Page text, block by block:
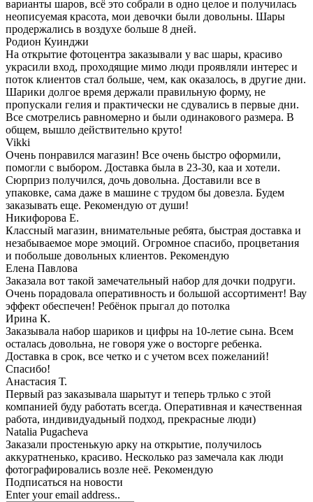
варианты шаров, всё это собрали в одно целое и получилась
неописуемая красота, мои девочки были довольны. Шары
продержались в воздухе больше 8 дней.
Родион Куинджи
На открытие фотоцентра заказывали у вас шары, красиво
украсили вход, проходящие мимо люди проявляли интерес и
поток клиентов стал больше, чем, как оказалось, в другие дни.
Шарики долгое время держали правильную форму, не
пропускали гелия и практически не сдувались в первые дни.
Все смотрелись равномерно и были одинакового размера. В
общем, вышло действительно круто!
Vikki
Очень понравился магазин! Все очень быстро оформили,
помогли с выбором. Доставка была в 23-30, каа и хотели.
Сюрприз получился, дочь довольна. Доставили все в
упаковке, сама даже в машине с трудом бы довезла. Будем
заказывать еще. Рекомендую от души!
Никифорова Е.
Классный магазин, внимательные ребята, быстрая доставка и
незабываемое море эмоций. Огромное спасибо, процветания
и побольше довольных клиентов. Рекомендую
Елена Павлова
Заказала вот такой замечательный набор для дочки подруги.
Очень порадовала оперативность и большой ассортимент! Вау
эффект обеспечен! Ребёнок прыгал до потолка
Ирина К.
Заказывала набор шариков и цифры на 10-летие сына. Всем
осталась довольна, не говоря уже о восторге ребенка.
Доставка в срок, все четко и с учетом всех пожеланий!
Спасибо!
Анастасия Т.
Первый раз заказывала шарытут и теперь трлько с этой
компанией буду работать всегда. Оперативная и качественная
работа, индивидуадьный подход, прекрасные люди)
Natalia Pugacheva
Заказали простенькую арку на открытие, получилось
аккуратненько, красиво. Несколько раз замечала как люди
фотографировались возле неё. Рекомендую
Подписаться на новости
Enter your email address..